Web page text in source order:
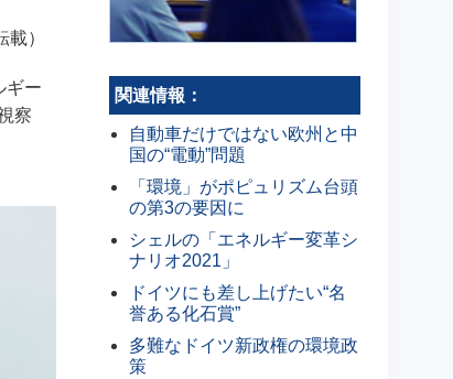
c
b
o
）
ギー
察
関連情報：
自動車だけではない欧州と中
国の“電動”問題
「環境」がポピュリズム台頭
の第3の要因に
シェルの「エネルギー変革シ
ナリオ2021」
ドイツにも差し上げたい“名
誉ある化石賞”
多難なドイツ新政権の環境政
策